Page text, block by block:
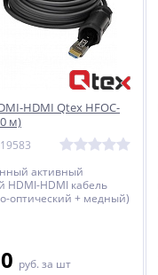
HDMI Qtex HFOC-
м)
активный
HDMI-HDMI кабель
оптический + медный)
руб. за шт